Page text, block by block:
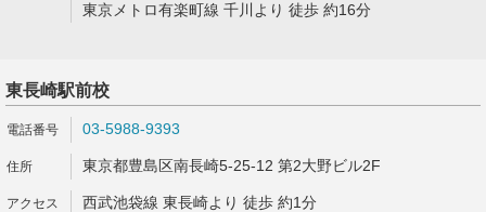
東京メトロ有楽町線 千川より 徒歩 約16分
東長崎駅前校
03-5988-9393
東京都豊島区南長崎5-25-12 第2大野ビル2F
西武池袋線 東長崎より 徒歩 約1分